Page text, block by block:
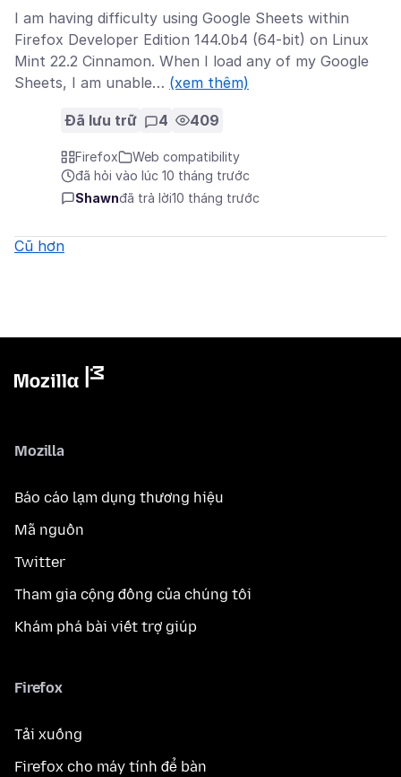
I am having difficulty using Google Sheets within
Firefox Developer Edition 144.0b4 (64-bit) on Linux
Mint 22.2 Cinnamon. When I load any of my Google
Sheets, I am unable… (xem thêm)
Đã lưu trữ 4 409
Firefox
Web compatibility
đã hỏi vào lúc 10 tháng trước
Shawnđã trả lời10 tháng trước
Cũ hơn
Mozilla
Báo cáo lạm dụng thương hiệu
Mã nguồn
Twitter
Tham gia cộng đồng của chúng tôi
Khám phá bài viết trợ giúp
Firefox
Tải xuống
Firefox cho máy tính để bàn